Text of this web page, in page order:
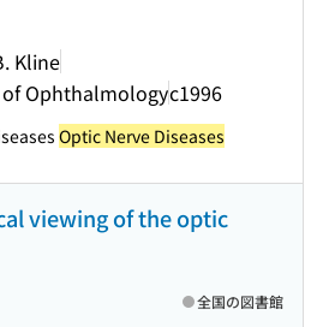
Kline
Ophthalmologyc1996
Optic Nerve Diseases
viewing of the optic
全国の図書館